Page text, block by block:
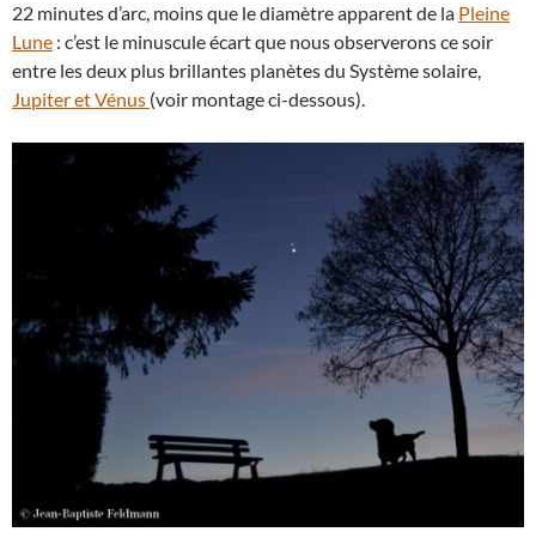
22 minutes d’arc, moins que le diamètre apparent de la Pleine
Lune : c’est le minuscule écart que nous observerons ce soir
entre les deux plus brillantes planètes du Système solaire,
Jupiter et Vénus (voir montage ci-dessous).